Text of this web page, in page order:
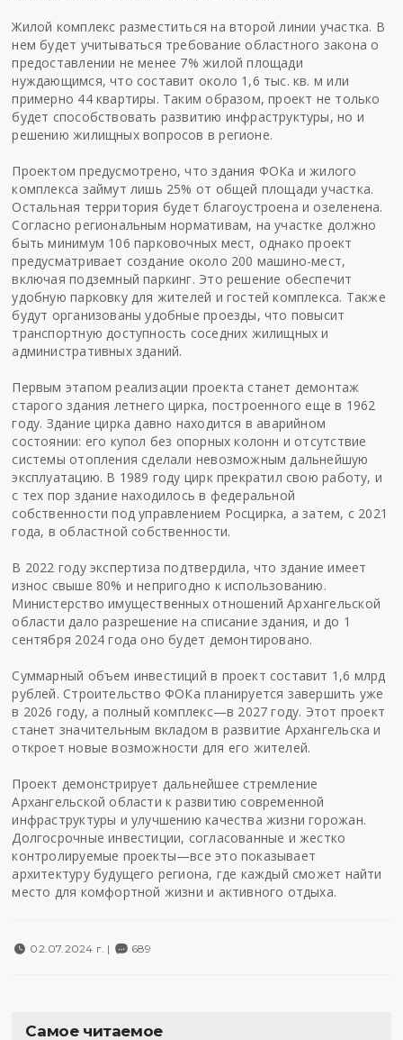
Жилой комплекс разместиться на второй линии участка. В
нем будет учитываться требование областного закона о
предоставлении не менее 7% жилой площади
нуждающимся, что составит около 1,6 тыс. кв. м или
примерно 44 квартиры. Таким образом, проект не только
будет способствовать развитию инфраструктуры, но и
решению жилищных вопросов в регионе.
Проектом предусмотрено, что здания ФОКа и жилого
комплекса займут лишь 25% от общей площади участка.
Остальная территория будет благоустроена и озеленена.
Согласно региональным нормативам, на участке должно
быть минимум 106 парковочных мест, однако проект
предусматривает создание около 200 машино-мест,
включая подземный паркинг. Это решение обеспечит
удобную парковку для жителей и гостей комплекса. Также
будут организованы удобные проезды, что повысит
транспортную доступность соседних жилищных и
административных зданий.
Первым этапом реализации проекта станет демонтаж
старого здания летнего цирка, построенного еще в 1962
году. Здание цирка давно находится в аварийном
состоянии: его купол без опорных колонн и отсутствие
системы отопления сделали невозможным дальнейшую
эксплуатацию. В 1989 году цирк прекратил свою работу, и
с тех пор здание находилось в федеральной
собственности под управлением Росцирка, а затем, с 2021
года, в областной собственности.
В 2022 году экспертиза подтвердила, что здание имеет
износ свыше 80% и непригодно к использованию.
Министерство имущественных отношений Архангельской
области дало разрешение на списание здания, и до 1
сентября 2024 года оно будет демонтировано.
Суммарный объем инвестиций в проект составит 1,6 млрд
рублей. Строительство ФОКа планируется завершить уже
в 2026 году, а полный комплекс—в 2027 году. Этот проект
станет значительным вкладом в развитие Архангельска и
откроет новые возможности для его жителей.
Проект демонстрирует дальнейшее стремление
Архангельской области к развитию современной
инфраструктуры и улучшению качества жизни горожан.
Долгосрочные инвестиции, согласованные и жестко
контролируемые проекты—все это показывает
архитектуру будущего региона, где каждый сможет найти
место для комфортной жизни и активного отдыха.
02.07.2024 г. | 689
Самое читаемое